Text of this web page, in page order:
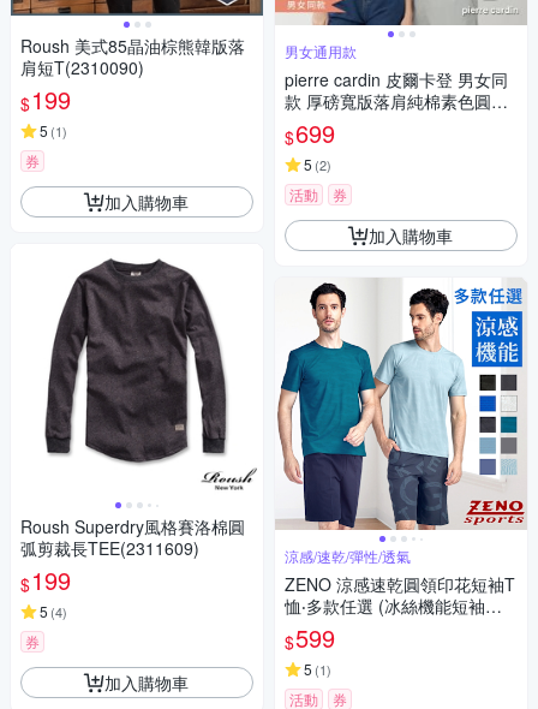
Roush 美式85晶油棕熊韓版落
肩短T(2310090)
$199
5 (1)
券
加入購物車
Roush Superdry風格賽洛棉圓
弧剪裁長TEE(2311609)
$199
5 (4)
券
加入購物車
男女通用款
pierre cardin 皮爾卡登 男女同
款 厚磅寬版落肩純棉素色圓領
短袖T恤(多色任選)
$699
5 (2)
活動 券
加入購物車
涼感/速乾/彈性/透氣
ZENO 涼感速乾圓領印花短袖T
恤‧多款任選 (冰絲機能短袖上
衣/舒適感T-Shirt)
$599
5 (1)
活動 券